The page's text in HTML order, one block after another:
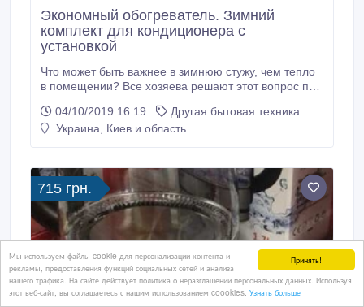
Принять!
Мы используем файлы cookie для персонализации контента и
рекламы, предоставления функций социальных сетей и анализа
нашего трафика. На сайте действует политика о неразглашении персональных данных. Используя
этот веб-сайт, вы соглашаетесь с нашим использованием coookies. Узнать больше
Экономный обогреватель. Зимний
комплект для кондиционера с
установкой
Что может быть важнее в зимнюю стужу, чем тепло
в помещении? Все хозяева решают этот вопрос по-
обогревателем, а другие – кондиционером,
включенным в режим обогрева. Доказано, что
нагревательные элементы, поэтому он, в отличие от
кондиционера, сушит воздух и требует
использования увлажнителей.
04/10/2019 16:19
Другая бытовая техника
Украина, Киев и область
715 грн.